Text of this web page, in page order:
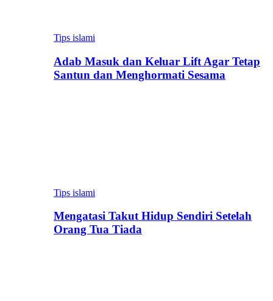
Tips islami
Adab Masuk dan Keluar Lift Agar Tetap
Santun dan Menghormati Sesama
Tips islami
Mengatasi Takut Hidup Sendiri Setelah
Orang Tua Tiada